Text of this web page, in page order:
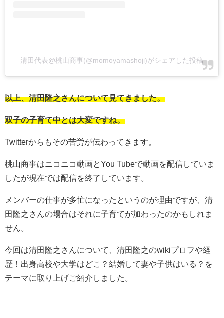
清田代表@桃山商事(@momoyamashoji)がシェアした投稿
以上、清田隆之さんについて見てきました。
双子の子育て中とは大変ですね。
Twitterからもその苦労が伝わってきます。
桃山商事はニコニコ動画とYou Tubeで動画を配信していま
したが現在では配信を終了しています。
メンバーの仕事が多忙になったというのが理由ですが、清
田隆之さんの場合はそれに子育てが加わったのかもしれま
せん。
今回は清田隆之さんについて、清田隆之のwikiプロフや経
歴！出身高校や大学はどこ？結婚して妻や子供はいる？を
テーマに取り上げご紹介しました。